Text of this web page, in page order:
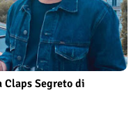
Claps Segreto di